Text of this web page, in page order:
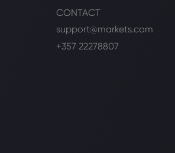
CONTACT
support@markets.com
+357 22278807